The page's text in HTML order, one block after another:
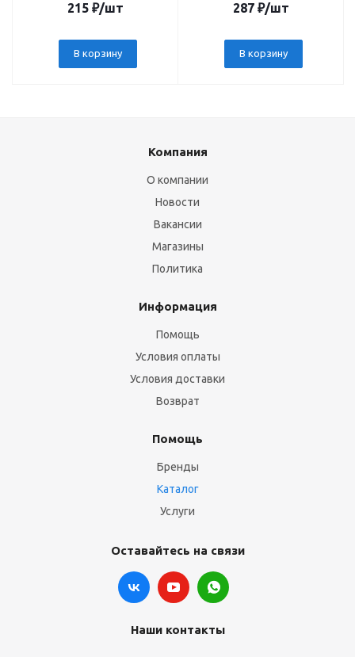
215 ₽/шт
В корзину
287 ₽/шт
В корзину
Компания
О компании
Новости
Вакансии
Магазины
Политика
Информация
Помощь
Условия оплаты
Условия доставки
Возврат
Помощь
Бренды
Каталог
Услуги
Оставайтесь на связи
Наши контакты